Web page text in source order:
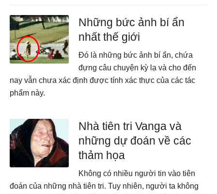
Những bức ảnh bí ẩn
nhất thế giới
Đó là những bức ảnh bí ẩn, chứa
đựng câu chuyện kỳ lạ và cho đến
nay vẫn chưa xác định được tính xác thực của các tác
phẩm này.
Nhà tiên tri Vanga và
những dự đoán về các
thảm họa
Không có nhiều người tin vào tiên
đoán của những nhà tiên tri. Tuy nhiên, người ta không